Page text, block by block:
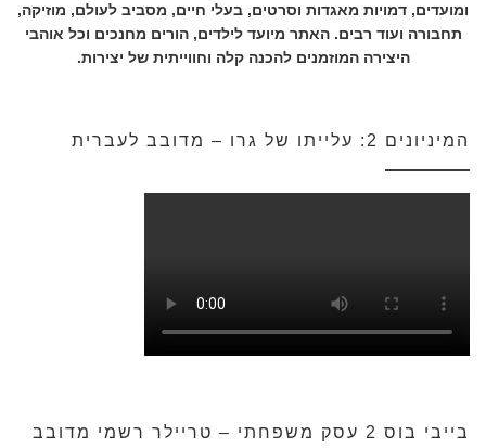
ומועדים, דמויות מאגדות וסרטים, בעלי חיים, מסביב לעולם, מוזיקה,
תחבורה ועוד רבים. האתר מיועד לילדים, הורים מחנכים וכל אוהבי
היצירה המוזמנים להכנה קלה וחווייתית של יצירות.
המיניונים 2: עלייתו של גרו – מדובב לעברית
בייבי בוס 2 עסק משפחתי – טריילר רשמי מדובב